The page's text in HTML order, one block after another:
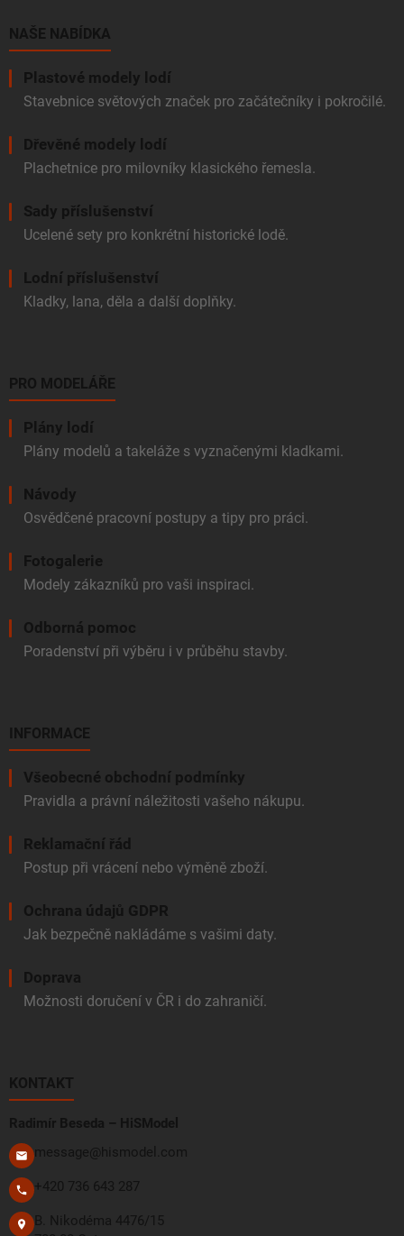
NAŠE NABÍDKA
Plastové modely lodí
Stavebnice světových značek pro začátečníky i pokročilé.
Dřevěné modely lodí
Plachetnice pro milovníky klasického řemesla.
Sady příslušenství
Ucelené sety pro konkrétní historické lodě.
Lodní příslušenství
Kladky, lana, děla a další doplňky.
PRO MODELÁŘE
Plány lodí
Plány modelů a takeláže s vyznačenými kladkami.
Návody
Osvědčené pracovní postupy a tipy pro práci.
Fotogalerie
Modely zákazníků pro vaši inspiraci.
Odborná pomoc
Poradenství při výběru i v průběhu stavby.
INFORMACE
Všeobecné obchodní podmínky
Pravidla a právní náležitosti vašeho nákupu.
Reklamační řád
Postup při vrácení nebo výměně zboží.
Ochrana údajů GDPR
Jak bezpečně nakládáme s vašimi daty.
Doprava
Možnosti doručení v ČR i do zahraničí.
KONTAKT
Radimír Beseda – HiSModel
message@hismodel.com
+420 736 643 287
B. Nikodéma 4476/15